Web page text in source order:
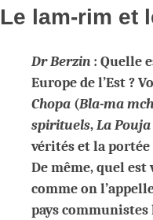
Le lam-rim et
Dr Berzin : Quelle
Europe de l’Est ?
Chopa (Bla-ma
spirituels,La
vérités et la
De même, quel
comme on
pays communistes